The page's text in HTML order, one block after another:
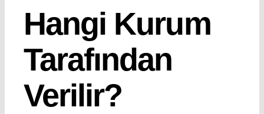
Hangi Kurum
Tarafından
Verilir?